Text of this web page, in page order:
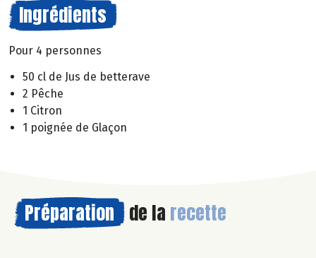
Ingrédients
Pour 4 personnes
50 cl de Jus de betterave
2 Pêche
1 Citron
1 poignée de Glaçon
Préparation de la recette